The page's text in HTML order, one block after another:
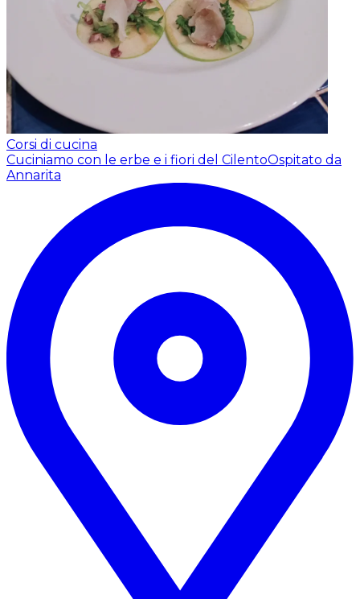
Corsi di cucina
Cuciniamo con le erbe e i fiori del CilentoOspitato da
Annarita